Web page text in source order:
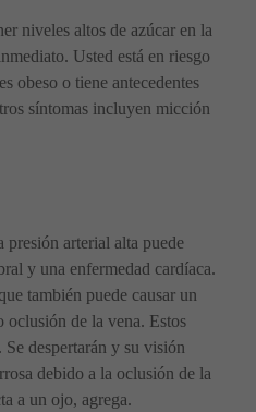
niveles altos de azúcar en la
Usted está en riesgo
obeso o tiene antecedentes
síntomas incluyen micción
presión arterial alta puede
y una enfermedad cardíaca.
también puede causar un
de la vena. Estos
despertarán y su visión
debido a la oclusión de la
a un ojo, agrega.